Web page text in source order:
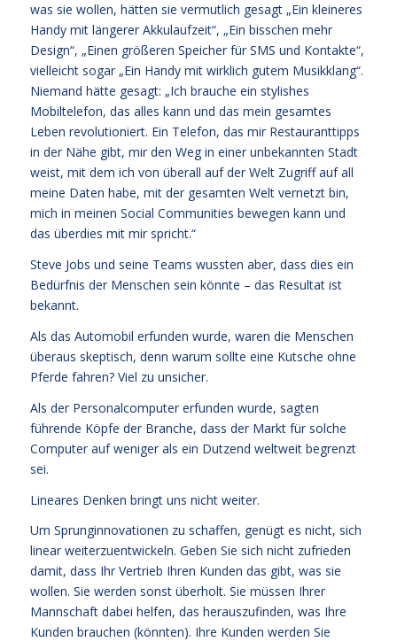
was sie wollen, hätten sie vermutlich gesagt „Ein kleineres
Handy mit längerer Akkulaufzeit“, „Ein bisschen mehr
Design“, „Einen größeren Speicher für SMS und Kontakte“,
vielleicht sogar „Ein Handy mit wirklich gutem Musikklang“.
Niemand hätte gesagt: „Ich brauche ein stylishes
Mobiltelefon, das alles kann und das mein gesamtes
Leben revolutioniert. Ein Telefon, das mir Restauranttipps
in der Nähe gibt, mir den Weg in einer unbekannten Stadt
weist, mit dem ich von überall auf der Welt Zugriff auf all
meine Daten habe, mit der gesamten Welt vernetzt bin,
mich in meinen Social Communities bewegen kann und
das überdies mit mir spricht.“
Steve Jobs und seine Teams wussten aber, dass dies ein
Bedürfnis der Menschen sein könnte – das Resultat ist
bekannt.
Als das Automobil erfunden wurde, waren die Menschen
überaus skeptisch, denn warum sollte eine Kutsche ohne
Pferde fahren? Viel zu unsicher.
Als der Personalcomputer erfunden wurde, sagten
führende Köpfe der Branche, dass der Markt für solche
Computer auf weniger als ein Dutzend weltweit begrenzt
sei.
Lineares Denken bringt uns nicht weiter.
Um Sprunginnovationen zu schaffen, genügt es nicht, sich
linear weiterzuentwickeln. Geben Sie sich nicht zufrieden
damit, dass Ihr Vertrieb Ihren Kunden das gibt, was sie
wollen. Sie werden sonst überholt. Sie müssen Ihrer
Mannschaft dabei helfen, das herauszufinden, was Ihre
Kunden brauchen (könnten). Ihre Kunden werden Sie